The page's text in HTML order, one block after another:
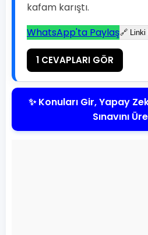
kafam karıştı.
WhatsApp'ta Paylaş🔗 Linki
1 CEVAPLARI GÖR
✨ Konuları Gir, Yapay
Sınavını